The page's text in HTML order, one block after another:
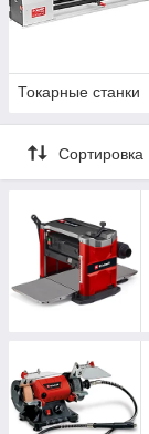
Токарные станки
Сортировка